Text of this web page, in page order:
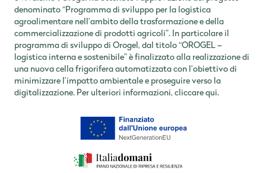
denominato “Programma di sviluppo per la logistica
agroalimentare nell’ambito della trasformazione e della
commercializzazione di prodotti agricoli”. In particolare il
programma di sviluppo di Orogel, dal titolo “OROGEL –
logistica interna e sostenibile” è finalizzato alla realizzazione di
una nuova cella frigorifera automatizzata con l’obiettivo di
minimizzare l’impatto ambientale e proseguire verso la
digitalizzazione. Per ulteriori informazioni, cliccare qui.